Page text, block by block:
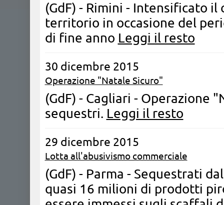
(GdF) - Rimini - Intensificato
territorio in occasione del
di fine anno Leggi il resto
30 dicembre 2015
Operazione "Natale Sicuro"
(GdF) - Cagliari - Operazione
sequestri. Leggi il resto
29 dicembre 2015
Lotta all'abusivismo commerciale
(GdF) - Parma - Sequestrati
quasi 16 milioni di prodotti